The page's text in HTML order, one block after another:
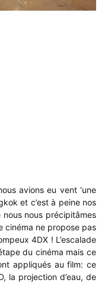
avions eu vent ‘une
et c’est à peine nos
nous précipitâmes
cinéma ne propose pas
4DX ! L’escalade
du cinéma mais ce
appliqués au film: ce
la projection d’eau, de